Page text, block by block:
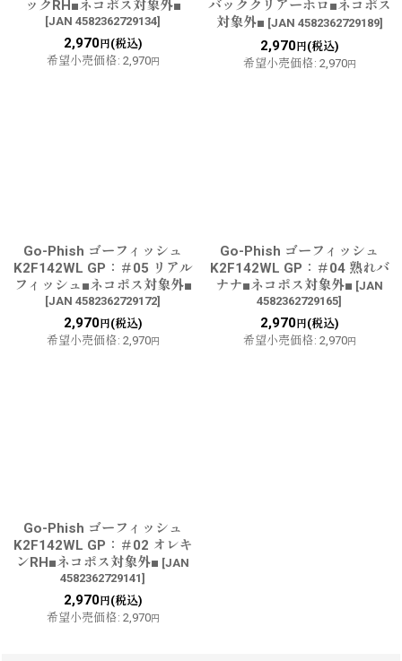
ックRH■ネコポス対象外■
[JAN 4582362729134]
2,970円(税込)
希望小売価格: 2,970円
バッククリアーホロ■ネコポス
対象外■ [JAN 4582362729189]
2,970円(税込)
希望小売価格: 2,970円
Go-Phish ゴーフィッシュ
K2F142WL GP：＃05 リアル
フィッシュ■ネコポス対象外■
[JAN 4582362729172]
2,970円(税込)
希望小売価格: 2,970円
Go-Phish ゴーフィッシュ
K2F142WL GP：＃04 熟れバ
ナナ■ネコポス対象外■ [JAN
4582362729165]
2,970円(税込)
希望小売価格: 2,970円
Go-Phish ゴーフィッシュ
K2F142WL GP：＃02 オレキ
ンRH■ネコポス対象外■ [JAN
4582362729141]
2,970円(税込)
希望小売価格: 2,970円